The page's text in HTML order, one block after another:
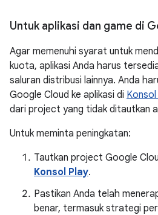
Untuk aplikasi dan game di
Agar memenuhi syarat untuk
kuota, aplikasi Anda harus
saluran distribusi lainnya. Anda
Google Cloud ke aplikasi di Konsol
dari project yang tidak ditautkan
Untuk meminta peningkatan:
Tautkan project Google
Konsol Play.
Pastikan Anda telah
benar, termasuk strategi